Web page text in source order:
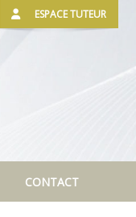
ESPACE TUTEUR
CONTACT